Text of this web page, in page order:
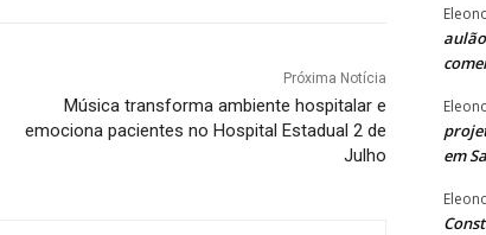
Próxima Notícia
Música transforma ambiente hospitalar e
emociona pacientes no Hospital Estadual 2 de
Julho
em